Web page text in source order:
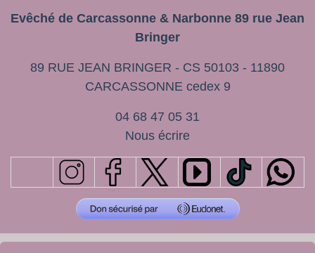
Evêché de Carcassonne & Narbonne 89 rue Jean
Bringer
89 RUE JEAN BRINGER - CS 50103 - 11890
CARCASSONNE cedex 9
04 68 47 05 31
Nous écrire